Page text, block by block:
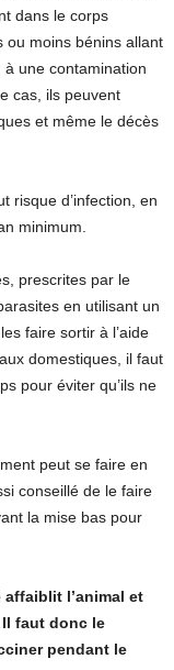
dans le corps
ou moins bénins allant
à une contamination
cas, ils peuvent
et même le décès
risque d’infection, en
minimum.
prescrites par le
en utilisant un
faire sortir à l’aide
domestiques, il faut
pour éviter qu’ils ne
peut se faire en
conseillé de le faire
la mise bas pour
l’animal et
faut donc le
pendant le